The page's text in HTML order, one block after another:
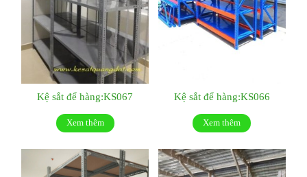
Kệ sắt để hàng:KS067
Xem thêm
Kệ sắt để hàng:KS066
Xem thêm